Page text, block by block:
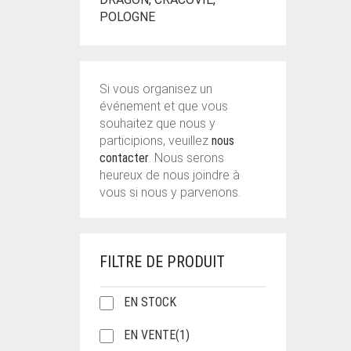
POLOGNE
Si vous organisez un
événement et que vous
souhaitez que nous y
participions, veuillez nous
contacter. Nous serons
heureux de nous joindre à
vous si nous y parvenons.
FILTRE DE PRODUIT
EN STOCK
EN VENTE(1)